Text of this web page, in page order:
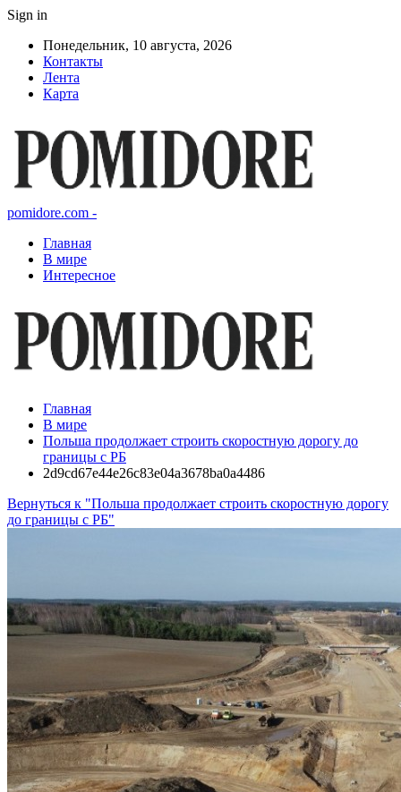
Sign in
Понедельник, 10 августа, 2026
Контакты
Лента
Карта
pomidore.com -
Главная
В мире
Интересное
Главная
В мире
Польша продолжает строить скоростную дорогу до
границы с РБ
2d9cd67e44e26c83e04a3678ba0a4486
Вернуться к "Польша продолжает строить скоростную дорогу
до границы с РБ"